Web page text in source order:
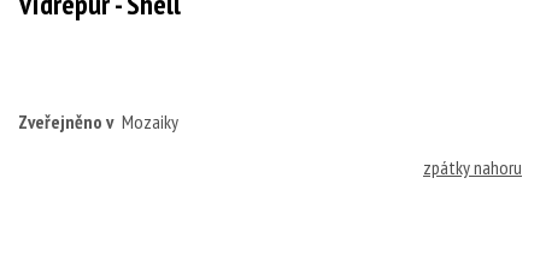
Zveřejněno v Mozaiky
zpátky nahoru